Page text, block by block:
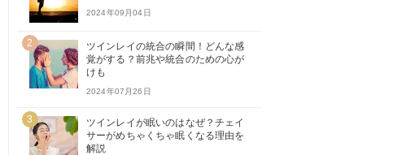
2024年09月04日
2
ツインレイの統合の瞬間！どんな感
覚がする？前兆や統合のための心が
けも
2024年07月26日
3
ツインレイが眠いのはなぜ？チェイ
サーがめちゃくちゃ眠くなる理由を
解説